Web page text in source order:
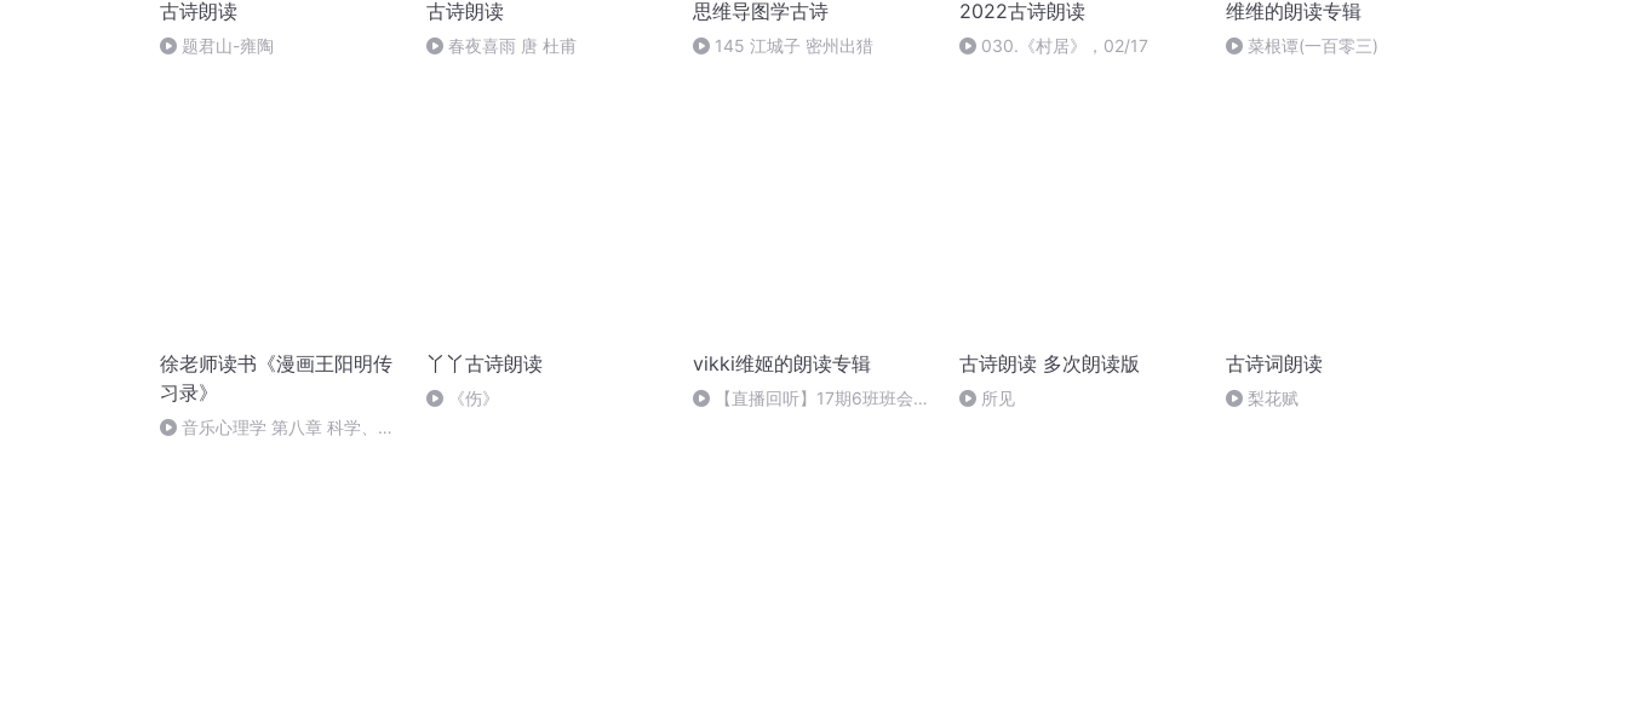
古诗朗读
题君山-雍陶
古诗朗读
春夜喜雨 唐 杜甫
思维导图学古诗
145 江城子 密州出猎
2022古诗朗读
030.《村居》，02/17
维维的朗读专辑
菜根谭(一百零三)
徐老师读书《漫画王阳明传
习录》
音乐心理学 第八章 科学、人
丫丫古诗朗读
《伤》
vikki维姬的朗读专辑
【直播回听】17期6班班会
古诗朗读 多次朗读版
所见
古诗词朗读
梨花赋